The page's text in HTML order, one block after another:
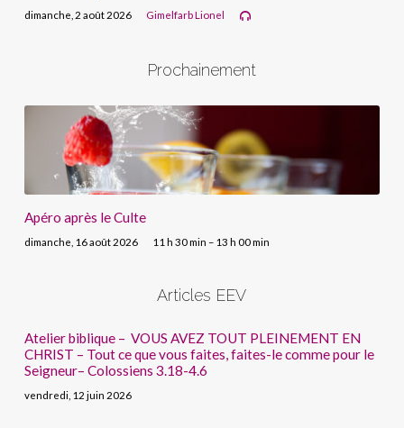
dimanche, 2 août 2026 Gimelfarb Lionel
Prochainement
Apéro après le Culte
dimanche, 16 août 2026 11 h 30 min – 13 h 00 min
Articles EEV
Atelier biblique – VOUS AVEZ TOUT PLEINEMENT EN
CHRIST – Tout ce que vous faites, faites-le comme pour le
Seigneur– Colossiens 3.18-4.6
vendredi, 12 juin 2026